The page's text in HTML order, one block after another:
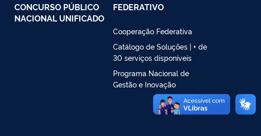
CONCURSO PÚBLICO
NACIONAL UNIFICADO
FEDERATIVO
Cooperação Federativa
Catálogo de Soluções | + de
30 serviços disponíveis
Programa Nacional de
Gestão e Inovação